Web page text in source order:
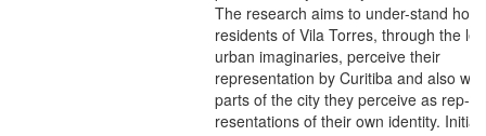
The research aims to under-stand how
residents of Vila Torres, through the
urban imaginaries, perceive their
representation by Curitiba and also
parts of the city they perceive as rep-
resentations of their own identity.